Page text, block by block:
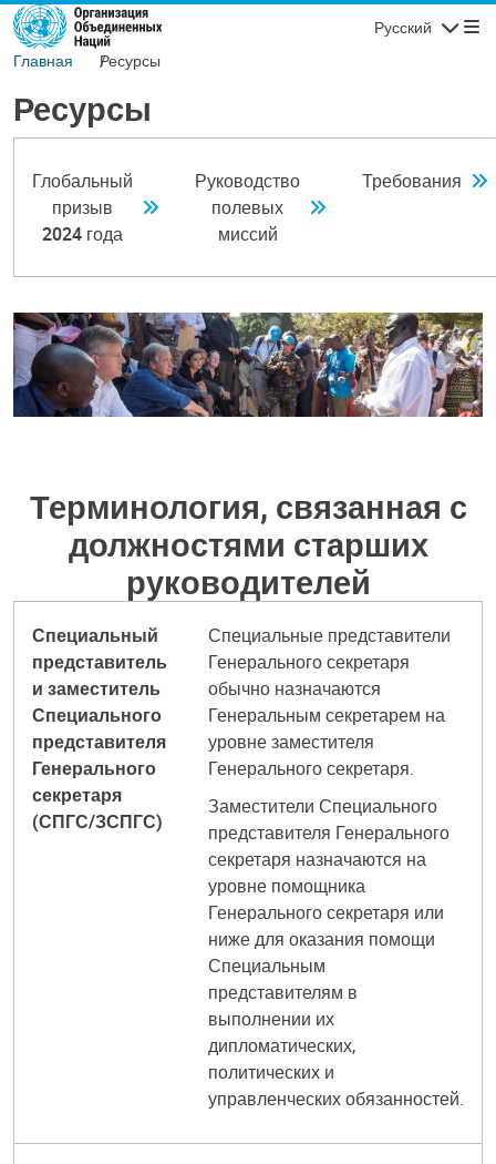
Перейти к основному содержанию
Русский
Главная Ресурсы
Ресурсы
Глобальный
призыв
2024 года
Руководство
полевых
миссий
Требования
Терминология, связанная с
должностями старших
руководителей
Специальный
представитель
и заместитель
Специального
представителя
Генерального
секретаря
(СПГС/ЗСПГС)
Специальные представители
Генерального секретаря
обычно назначаются
Генеральным секретарем на
уровне заместителя
Генерального секретаря.
Заместители Специального
представителя Генерального
секретаря назначаются на
уровне помощника
Генерального секретаря или
ниже для оказания помощи
Специальным
представителям в
выполнении их
дипломатических,
политических и
управленческих обязанностей.